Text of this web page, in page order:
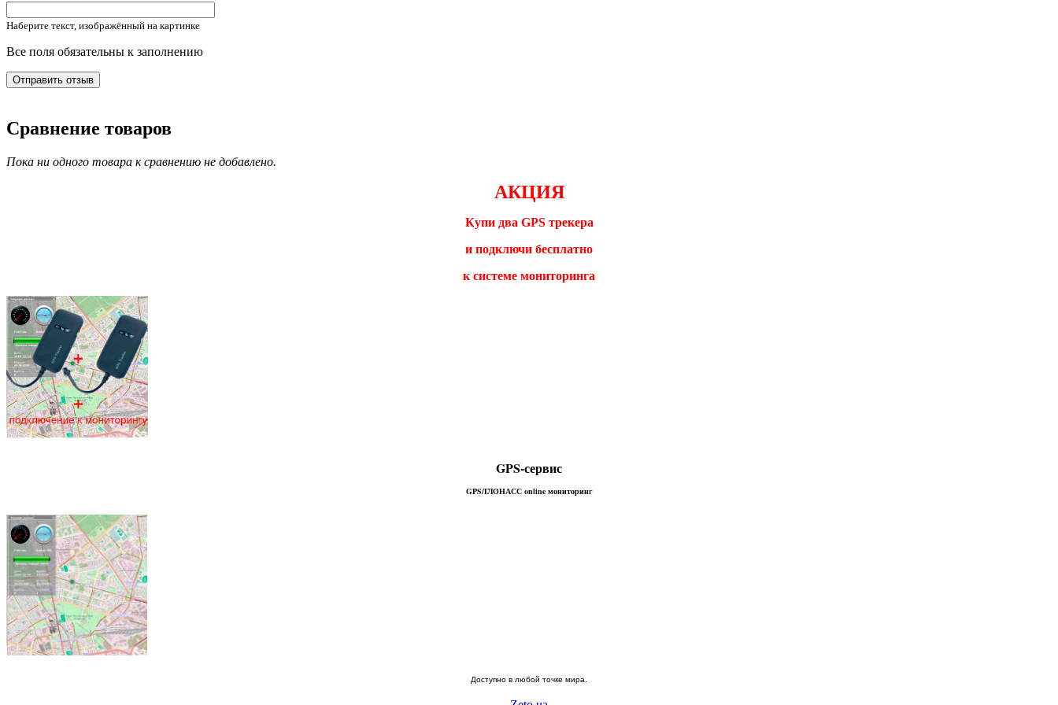
Наберите текст, изображённый на картинке
Все поля обязательны к заполнению
Сравнение товаров
Пока ни одного товара к сравнению не добавлено.
АКЦИЯ
Купи два GPS трекера
и подключи бесплатно
к системе мониторинга
GPS-сервис
GPS/ГЛОНАСС online мониторинг
Доступно в любой точке мира.